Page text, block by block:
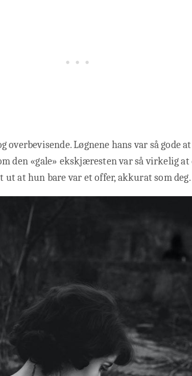
overbevisende. Løgnene hans var så gode
den «gale» ekskjæresten var så virkelig at
ut at hun bare var et offer, akkurat som deg.